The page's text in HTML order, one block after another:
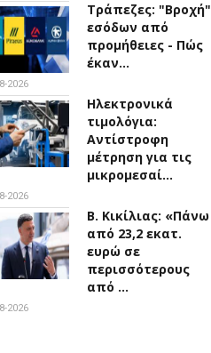
Τράπεζες: "Βροχή"
εσόδων από
προμήθειες - Πώς
έκαν…
2026
Ηλεκτρονικά
τιμολόγια:
Αντίστροφη
μέτρηση για τις
μικρομεσαί…
2026
Β. Κικίλιας: «Πάνω
από 23,2 εκατ.
ευρώ σε
περισσότερους
από …
2026